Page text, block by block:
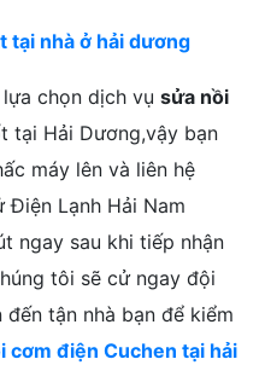
tại nhà ở hải dương
lựa chọn dịch vụsửa nồi
tại Hải Dương,vậy bạn
máy lên và liên hệ
Điện Lạnh Hải Nam
ngay sau khi tiếp nhận
tôi sẽ cử ngay đội
tận nhà bạn để kiểm
cơm điện Cuchen tại hải